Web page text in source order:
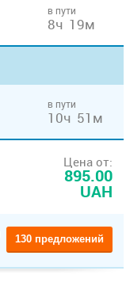
в пути
8ч 19м
в пути
10ч 51м
Цена от:
895.00
UAH
130 предложений